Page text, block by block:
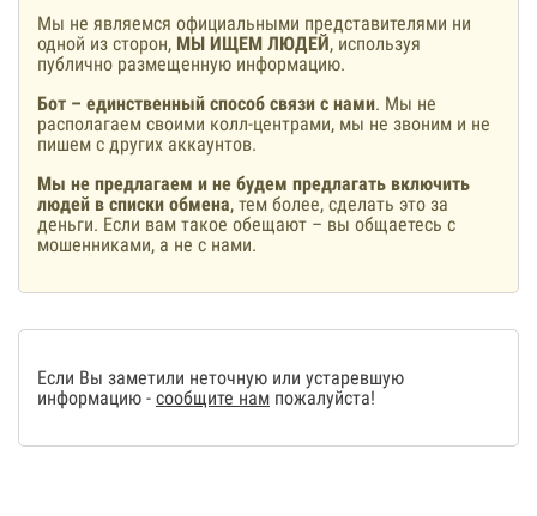
Мы не являемся официальными представителями ни
одной из сторон, МЫ ИЩЕМ ЛЮДЕЙ, используя
публично размещенную информацию.
Бот – единственный способ связи с нами. Мы не
располагаем своими колл-центрами, мы не звоним и не
пишем с других аккаунтов.
Мы не предлагаем и не будем предлагать включить
людей в списки обмена, тем более, сделать это за
деньги. Если вам такое обещают – вы общаетесь с
мошенниками, а не с нами.
Если Вы заметили неточную или устаревшую
информацию - сообщите нам пожалуйста!